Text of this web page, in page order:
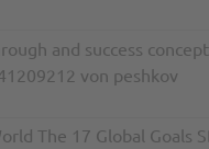
and success
von peshkov
The 17 Global Goals